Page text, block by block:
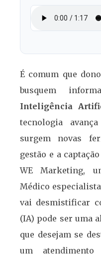
É comum que
busquem
Inteligência
tecnologia
surgem novas
gestão e a
WE Marketing,
Médico
vai desmistificar
(IA) pode ser uma
que desejam se
um